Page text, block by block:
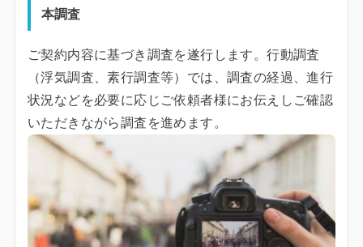
本調査
ご契約内容に基づき調査を遂行します。行動調査
（浮気調査、素行調査等）では、調査の経過、進行
状況などを必要に応じご依頼者様にお伝えしご確認
いただきながら調査を進めます。